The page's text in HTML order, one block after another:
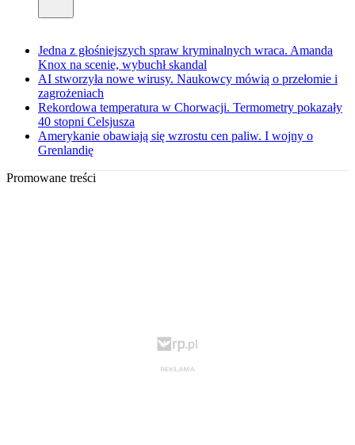
Jedna z głośniejszych spraw kryminalnych wraca. Amanda
Knox na scenie, wybuchł skandal
AI stworzyła nowe wirusy. Naukowcy mówią o przełomie i
zagrożeniach
Rekordowa temperatura w Chorwacji. Termometry pokazały
40 stopni Celsjusza
Amerykanie obawiają się wzrostu cen paliw. I wojny o
Grenlandię
Promowane treści